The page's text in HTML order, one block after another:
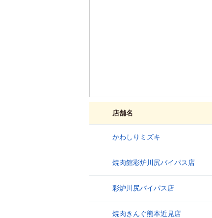
店舗名
かわしりミズキ
焼肉館彩炉川尻バイパス店
彩炉川尻バイパス店
焼肉きんぐ熊本近見店